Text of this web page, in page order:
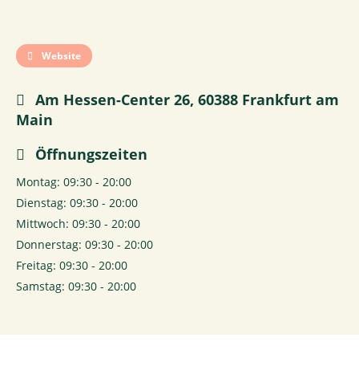
Website
Am Hessen-Center 26, 60388 Frankfurt am
Main
Öffnungszeiten
Montag: 09:30 - 20:00
Dienstag: 09:30 - 20:00
Mittwoch: 09:30 - 20:00
Donnerstag: 09:30 - 20:00
Freitag: 09:30 - 20:00
Samstag: 09:30 - 20:00